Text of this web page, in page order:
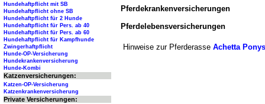
Pferdekrankenversicherungen
Pferdelebensversicherungen
Hinweise zur Pferderasse Achetta Ponys
Hundehaftpflicht mit SB
Hundehaftpflicht ohne SB
Hundehaftpflicht für 2 Hunde
Hundehaftpflicht für Pers. ab 40
Hundehaftpflicht für Pers. ab 60
Hundehaftpflicht für Kampfhunde
Zwingerhaftpflicht
Hunde-OP-Versicherung
Hundekrankenversicherung
Hunde-Kombi
Katzenversicherungen:
Katzen-OP-Versicherung
Katzenkrankenversicherung
Private Versicherungen: